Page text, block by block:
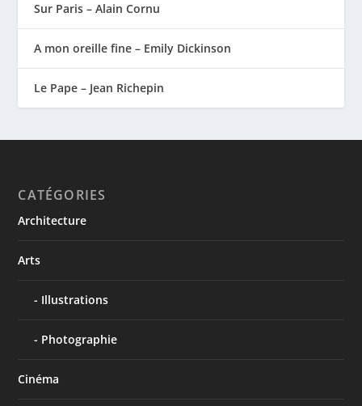
Sur Paris – Alain Cornu
A mon oreille fine – Emily Dickinson
Le Pape – Jean Richepin
CATÉGORIES
Architecture
Arts
Illustrations
Photographie
Cinéma